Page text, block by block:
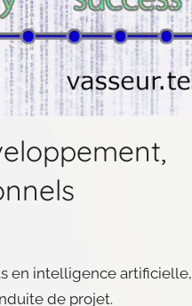
en intelligence artificielle,
de projet.